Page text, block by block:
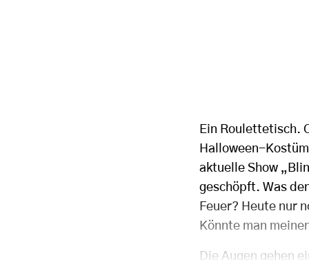
Ein Roulettetisch.
Halloween-
aktuelle Show
geschöpft. Was
Feuer? Heute nur
Könnte man
Die Augen gehen